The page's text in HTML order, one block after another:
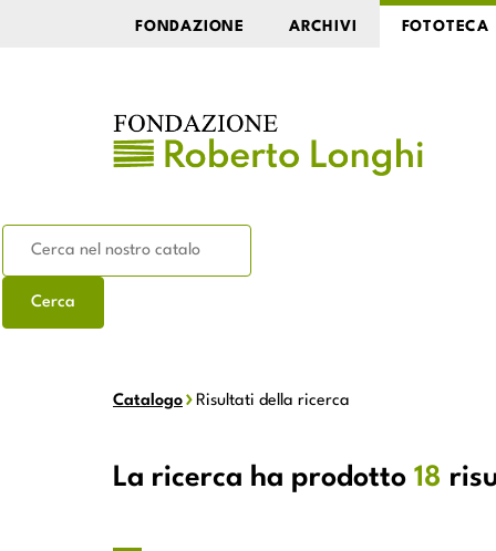
FONDAZIONE ARCHIVI FOTOTECA
Catalogo Risultati della ricerca
La ricerca ha prodotto 18